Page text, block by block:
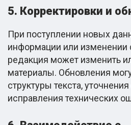
5. Корректировки и
При поступлении новых
информации или изменении
редакция может изменить
материалы. Обновления
структуры текста,
исправления технических